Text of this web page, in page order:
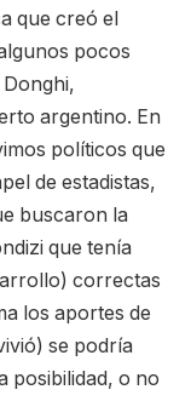
que creó el
pocos
argentino. En
políticos que
de estadistas,
buscaron la
que tenía
correctas
los aportes de
se podría
posibilidad, o no